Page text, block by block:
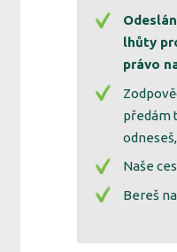
lhůty
právo
předám
Naše
Bereš